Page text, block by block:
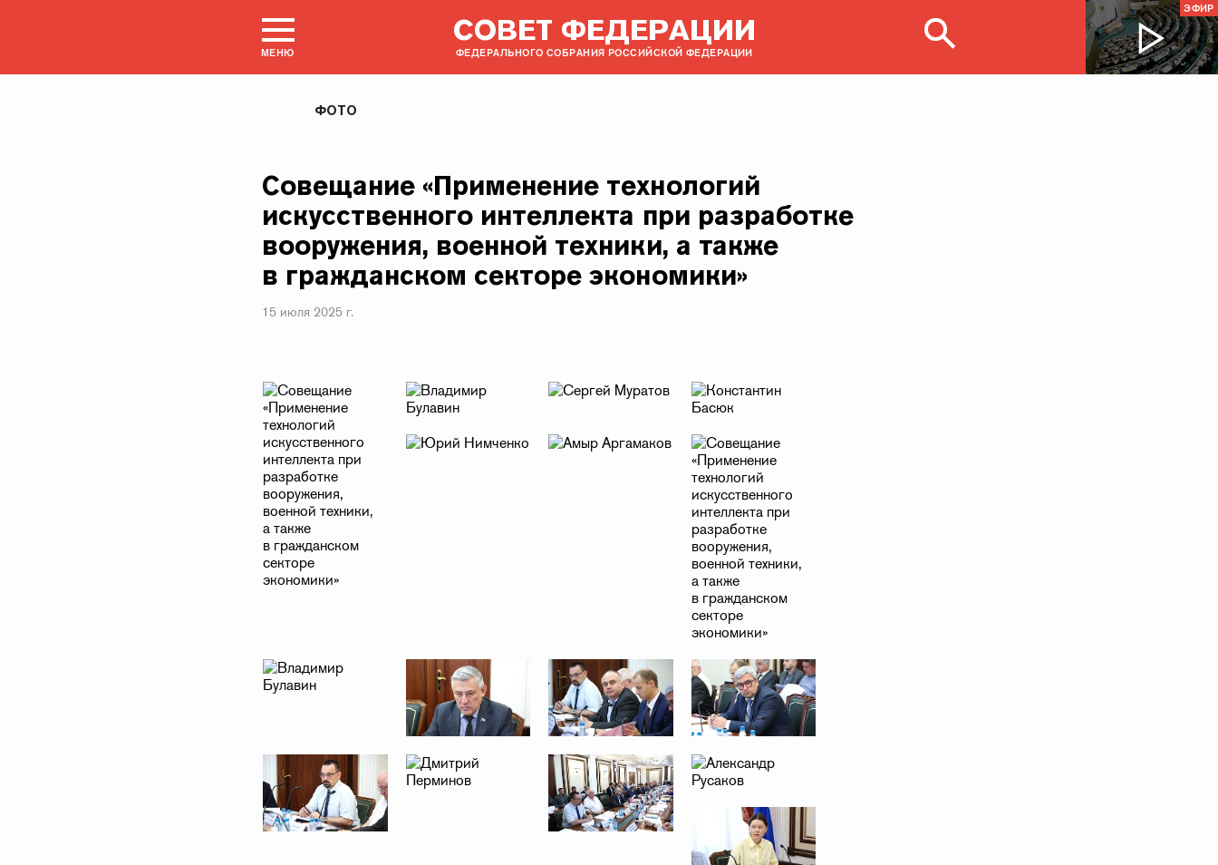
МЕНЮ
СОВЕТ ФЕДЕРАЦИИ
ФЕДЕРАЛЬНОГО СОБРАНИЯ РОССИЙСКОЙ ФЕДЕРАЦИИ
ЭФИР
ФОТО
Совещание «Применение технологий
искусственного интеллекта при разработке
вооружения, военной техники, а также
в гражданском секторе экономики»
15 июля 2025 г.